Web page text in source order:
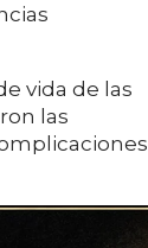
vida de las
las